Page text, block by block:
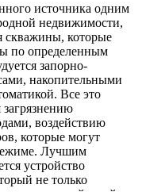
источника одним
недвижимости,
скважины, которые
по определенным
запорно-
накопительными
Все это
загрязнению
воздействию
которые могут
Лучшим
устройство
не только